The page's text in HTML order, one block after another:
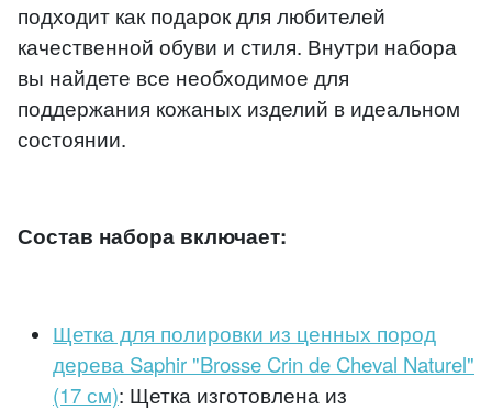
подходит как подарок для любителей
качественной обуви и стиля. Внутри набора
вы найдете все необходимое для
поддержания кожаных изделий в идеальном
состоянии.
Состав набора включает:
Щетка для полировки из ценных пород
дерева Saphir "Brosse Crin de Cheval Naturel"
(17 см): Щетка изготовлена из